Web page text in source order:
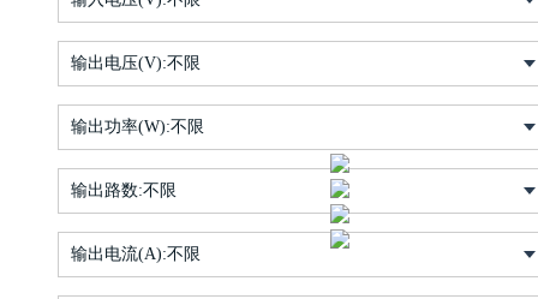
输出电压(V):不限
输出功率(W):不限
输出路数:不限
输出电流(A):不限